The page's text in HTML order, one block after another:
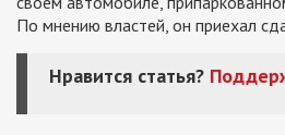
По мнению властей, он приехал
Нравится статья?